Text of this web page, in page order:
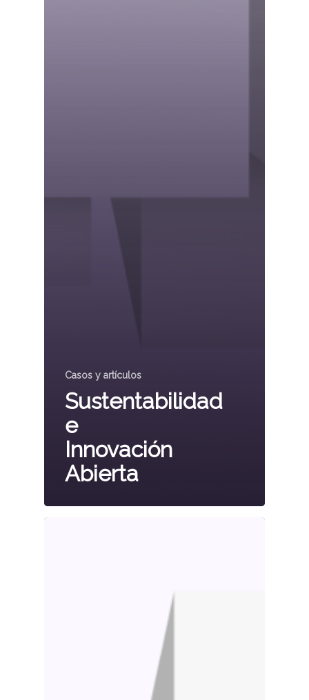
Casos y artículos
Sustentabilidad
e
Innovación
Abierta